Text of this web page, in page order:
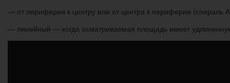
— от периферии к центру или от центра к периферии (спираль
— линейный — когда осматриваемая площадь имеет